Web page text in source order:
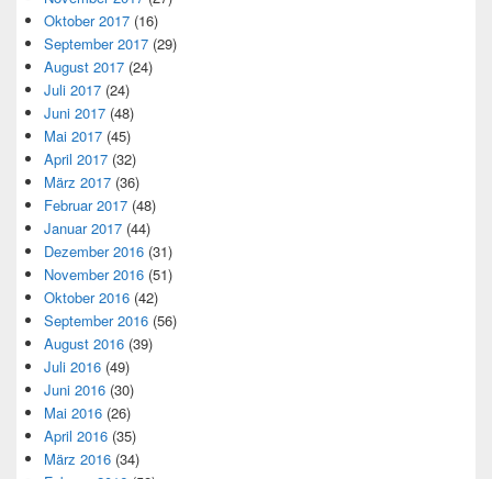
Oktober 2017 (16)
September 2017 (29)
August 2017 (24)
Juli 2017 (24)
Juni 2017 (48)
Mai 2017 (45)
April 2017 (32)
März 2017 (36)
Februar 2017 (48)
Januar 2017 (44)
Dezember 2016 (31)
November 2016 (51)
Oktober 2016 (42)
September 2016 (56)
August 2016 (39)
Juli 2016 (49)
Juni 2016 (30)
Mai 2016 (26)
April 2016 (35)
März 2016 (34)